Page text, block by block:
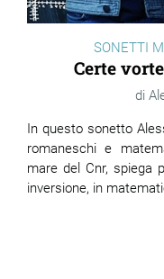
SONETTI
Certe
In questo sonetto
romaneschi e
mare del Cnr, spiega
inversione, in